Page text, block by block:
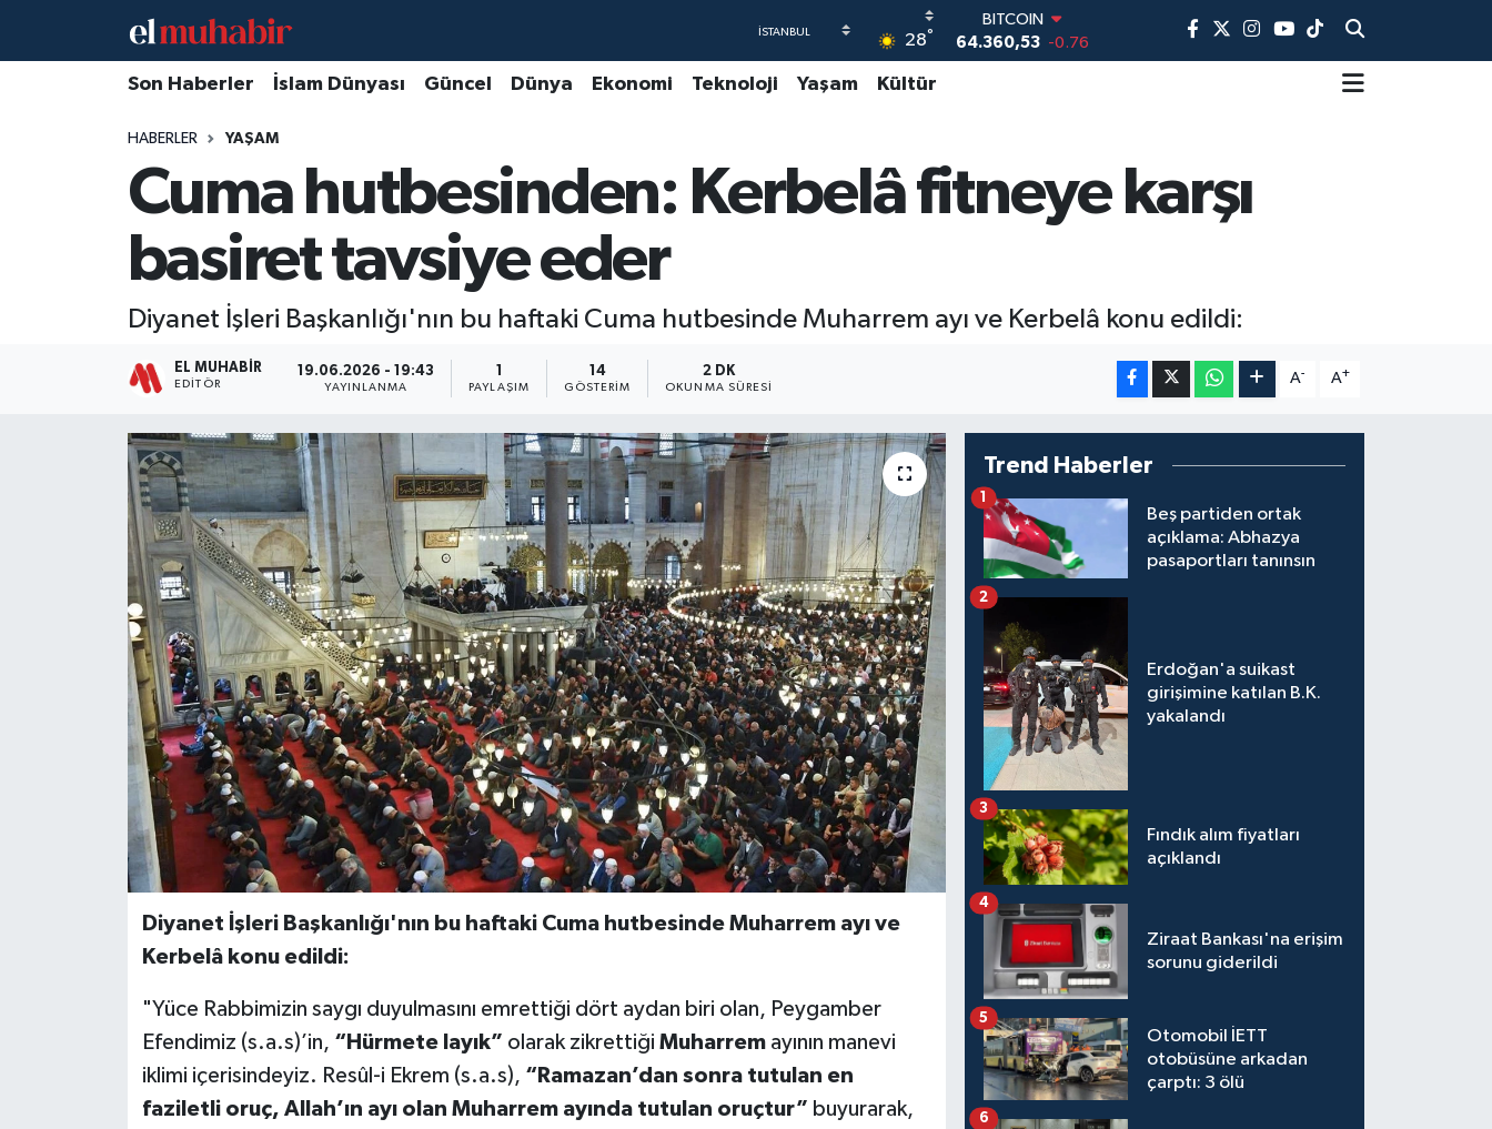
28°
64.360,53
-0.76
DOLAR
47,7069 0.17
GRAM ALTIN
6574.81 1.44
Son Haberler İslam Dünyası Güncel Dünya Ekonomi Teknoloji Yaşam Kültür
HABERLER YAŞAM
Cuma hutbesinden: Kerbelâ fitneye karşı
basiret tavsiye eder
Diyanet İşleri Başkanlığı'nın bu haftaki Cuma hutbesinde Muharrem ayı ve Kerbelâ konu edildi:
EL MUHABIR
EDITÖR
19.06.2026 - 19:43
YAYINLANMA
1
PAYLAŞIM
14
GÖSTERIM
2 DK
OKUNMA SÜRESI
A- A+
Diyanet İşleri Başkanlığı'nın bu haftaki Cuma hutbesinde Muharrem ayı ve
Kerbelâ konu edildi:
"Yüce Rabbimizin saygı duyulmasını emrettiği dört aydan biri olan, Peygamber
Efendimiz (s.a.s)’in, “Hürmete layık” olarak zikrettiği Muharrem ayının manevi
iklimi içerisindeyiz. Resûl-i Ekrem (s.a.s), “Ramazan’dan sonra tutulan en
faziletli oruç, Allah’ın ayı olan Muharrem ayında tutulan oruçtur” buyurarak,
Trend Haberler
Beş partiden ortak
açıklama: Abhazya
pasaportları tanınsın
1
Erdoğan'a suikast
girişimine katılan B.K.
yakalandı
2
Fındık alım fiyatları
açıklandı
3
Ziraat Bankası'na erişim
sorunu giderildi
4
Otomobil İETT
otobüsüne arkadan
çarptı: 3 ölü
5
6
Hava Durumu
Trafik Durumu
Süper Lig Puan Durumu ve Fikstür
Tüm Manşetler
Son Dakika Haberleri
Haber Arşivi